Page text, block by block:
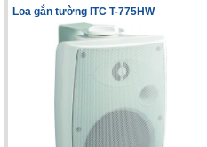
Loa gắn tường ITC T-775HW